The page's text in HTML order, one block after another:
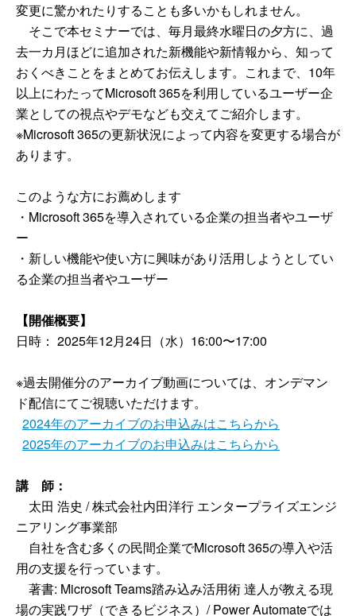
変更に驚かれたりすることも多いかもしれません。
そこで本セミナーでは、毎月最終水曜日の夕方に、過
去一カ月ほどに追加された新機能や新情報から、知って
おくべきことをまとめてお伝えします。これまで、10年
以上にわたってMicrosoft 365を利用しているユーザー企
業としての視点やデモなども交えてご紹介します。
※Microsoft 365の更新状況によって内容を変更する場合が
あります。
このような方にお薦めします
・Microsoft 365を導入されている企業の担当者やユーザ
ー
・新しい機能や使い方に興味があり活用しようとしてい
る企業の担当者やユーザー
【開催概要】
日時： 2025年12月24日（水）16:00〜17:00
※過去開催分のアーカイブ動画については、オンデマン
ド配信にてご視聴いただけます。
2024年のアーカイブのお申込みはこちらから
2025年のアーカイブのお申込みはこちらから
講 師：
太田 浩史 / 株式会社内田洋行 エンタープライズエンジ
ニアリング事業部
自社を含む多くの民間企業でMicrosoft 365の導入や活
用の支援を行っています。
著書: Microsoft Teams踏み込み活用術 達人が教える現
場の実践ワザ（できるビジネス）/ Power Automateでは